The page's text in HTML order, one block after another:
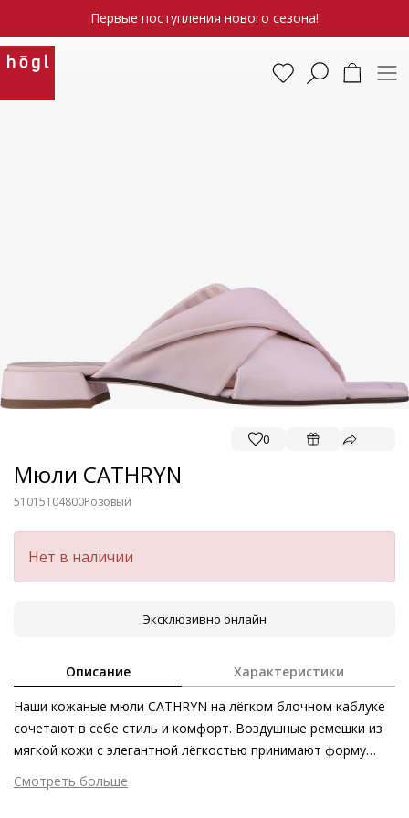
Первые поступления нового сезона!
0
Мюли CATHRYN
51015104800Розовый
Нет в наличии
Эксклюзивно онлайн
Описание Характеристики
Наши кожаные мюли CATHRYN на лёгком блочном каблуке
сочетают в себе стиль и комфорт. Воздушные ремешки из
мягкой кожи с элегантной лёгкостью принимают форму
ноги. Модель из натуральной гладкой кожи, изготовленная
этичными методами на экологически безопасном
Смотреть больше